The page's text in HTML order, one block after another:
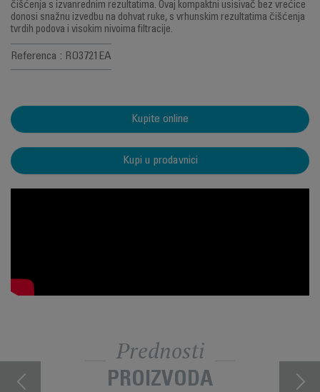
čišćenja s izvanrednim rezultatima. Ovaj kompaktni usisivač bez vrećice
donosi snažnu izvedbu na dohvat ruke, s vrhunskim rezultatima čišćenja
tvrdih podova i visokim nivoima filtracije.
Referenca : RO3721EA
Kupite online
Kupi u prodavnici
Prednosti
PROIZVODA